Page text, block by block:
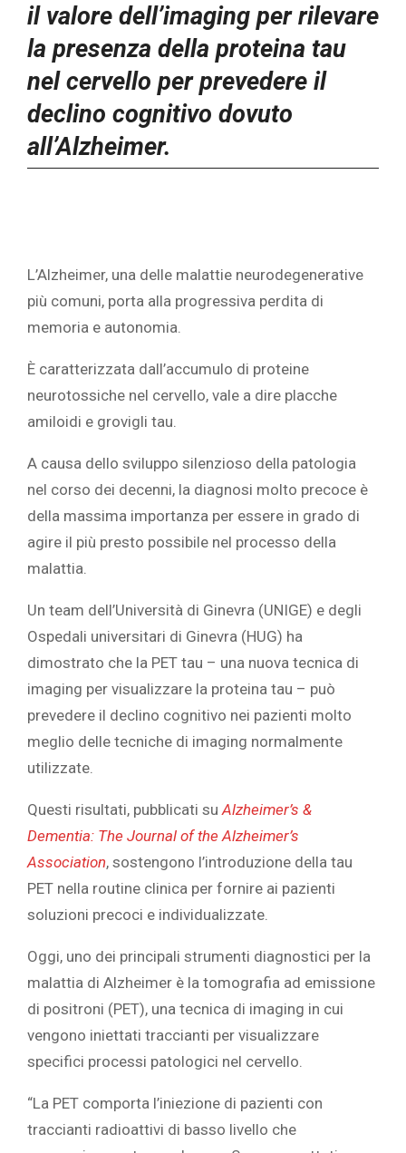
il valore dell’imaging per rilevare
la presenza della proteina tau
nel cervello per prevedere il
declino cognitivo dovuto
all’Alzheimer.
L’Alzheimer, una delle malattie neurodegenerative
più comuni, porta alla progressiva perdita di
memoria e autonomia.
È caratterizzata dall’accumulo di proteine
neurotossiche nel cervello, vale a dire placche
amiloidi e grovigli tau.
A causa dello sviluppo silenzioso della patologia
nel corso dei decenni, la diagnosi molto precoce è
della massima importanza per essere in grado di
agire il più presto possibile nel processo della
malattia.
Un team dell’Università di Ginevra (UNIGE) e degli
Ospedali universitari di Ginevra (HUG) ha
dimostrato che la PET tau – una nuova tecnica di
imaging per visualizzare la proteina tau – può
prevedere il declino cognitivo nei pazienti molto
meglio delle tecniche di imaging normalmente
utilizzate.
Questi risultati, pubblicati su Alzheimer’s &
Dementia: The Journal of the Alzheimer’s
Association, sostengono l’introduzione della tau
PET nella routine clinica per fornire ai pazienti
soluzioni precoci e individualizzate.
Oggi, uno dei principali strumenti diagnostici per la
malattia di Alzheimer è la tomografia ad emissione
di positroni (PET), una tecnica di imaging in cui
vengono iniettati traccianti per visualizzare
specifici processi patologici nel cervello.
“La PET comporta l’iniezione di pazienti con
traccianti radioattivi di basso livello che